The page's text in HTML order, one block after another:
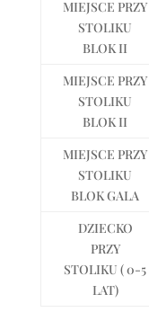
MIEJSCE PRZY
STOLIKU
BLOK II
MIEJSCE PRZY
STOLIKU
BLOK II
MIEJSCE PRZY
STOLIKU
BLOK GALA
DZIECKO
PRZY
STOLIKU ( 0-5
LAT)